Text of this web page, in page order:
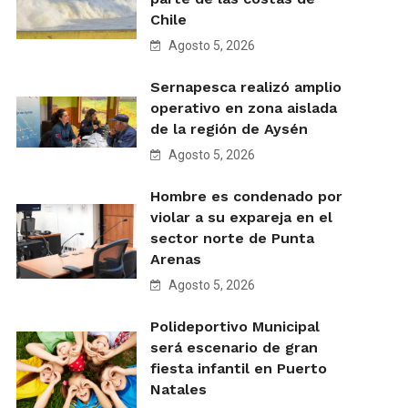
Chile
Agosto 5, 2026
Sernapesca realizó amplio
operativo en zona aislada
de la región de Aysén
Agosto 5, 2026
Hombre es condenado por
violar a su expareja en el
sector norte de Punta
Arenas
Agosto 5, 2026
Polideportivo Municipal
será escenario de gran
fiesta infantil en Puerto
Natales